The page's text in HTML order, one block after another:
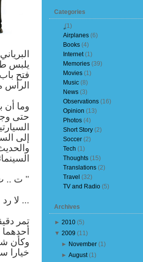
يلبس
فتح
الرأس
وما أن
حتى
إلى
" ت ..
... لا رد
تمر
وكأن
خيارا
Categories
(1)
Airplanes (6)
Books (4)
Internet(1)
Memories (39)
Movies (1)
Music (8)
News (3)
Observations (16)
Opinion (13)
Photos (4)
Short Story (2)
Soccer (2)
Tech (1)
Thoughts (15)
Translations (2)
Travel (32)
TV and Radio (5)
Archives
► 2010 (5)
▼ 2009 (11)
► November (1)
►August(1)